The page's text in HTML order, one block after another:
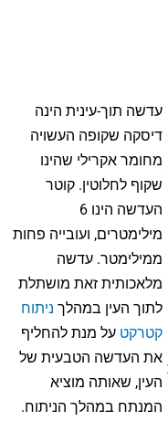
עדשה תוך-עינית הינה
דיסקה שקופה העשויה
מחומר אקרילי שהינו
שקוף לחלוטין. קוטר
העדשה הינו 6
מילימטרים, ועובייה פחות
ממילימטר. עדשה
מלאכותית זאת מושתלת
לתוך העין במהלך ניתוח
קטרקט על מנת להחליף
את העדשה הטבעית של
העין, שאותה מוציא
המנתח במהלך הניתוח.